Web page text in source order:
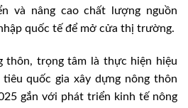
và nâng cao chất lượng nguồn
quốc tế để mở cửa thị trường.
thôn, trọng tâm là thực hiện hiệu
quốc gia xây dựng nông thôn
gắn với phát triển kinh tế nông